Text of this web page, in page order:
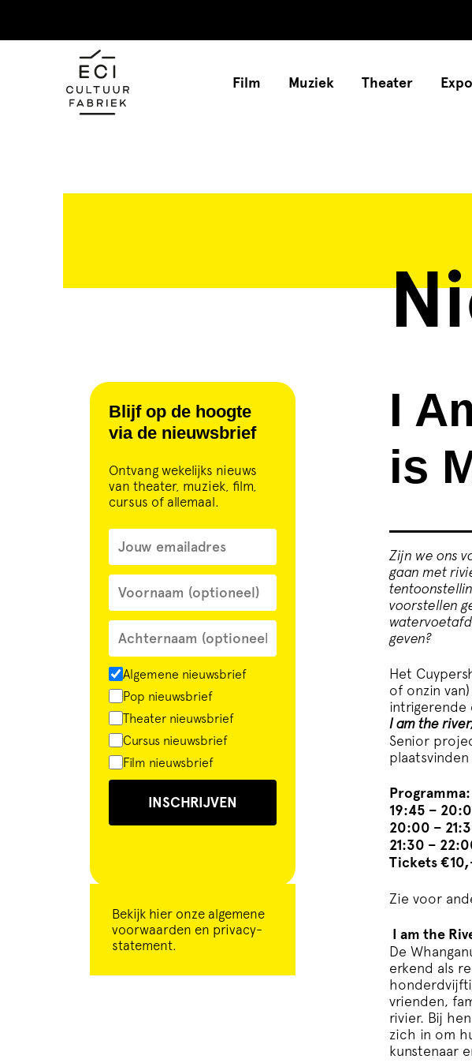
Film Muziek Theater Expo
Blijf op de hoogte
via de nieuwsbrief
Ontvang wekelijks nieuws
van theater, muziek, film,
cursus of allemaal.
Algemene nieuwsbrief
Pop nieuwsbrief
Theater nieuwsbrief
Cursus nieuwsbrief
Film nieuwsbrief
INSCHRIJVEN
Bekijk hier onze algemene
voorwaarden en privacy-
statement.
I
is
Zijn we ons
gaan met
voorstellen
geven?
Het
of onzin
intrigerende
I am the
Senior
Programma:
19:45 –
20:00 –
21:30 –
Tickets
Zie voor
I am the
De
erkend als
vrienden,
rivier. Bij
zich in om
kunstenaar